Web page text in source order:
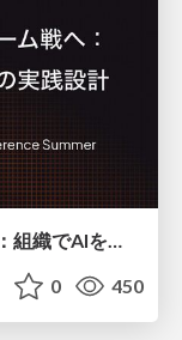
AI駆動開発は個人技からチーム戦へ：組織でAIを使いこなすための実践設計
0 450